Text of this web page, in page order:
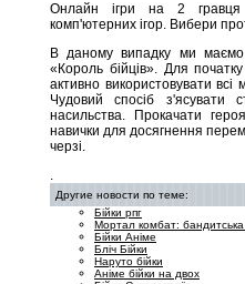
Онлайн ігри на 2
комп'ютерних ігор. Вибери
В даному випадку ми
«Король бійців». Для
активно використовувати
Чудовий спосіб з'ясувати
насильства. Прокачати
навички для досягнення
черзі.
.
Другие новости по теме:
Бійки рпг
Мортал комбат: бандитська
Бійки Аніме
Бліч Бійки
Наруто бійки
Аніме бійки на двох